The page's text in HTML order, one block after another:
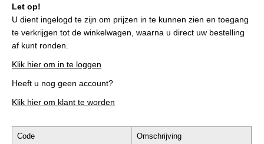
Let op!
U dient ingelogd te zijn om prijzen in te kunnen zien en toegang
te verkrijgen tot de winkelwagen, waarna u direct uw bestelling
af kunt ronden.
Klik hier om in te loggen
Heeft u nog geen account?
Klik hier om klant te worden
Code Omschrijving